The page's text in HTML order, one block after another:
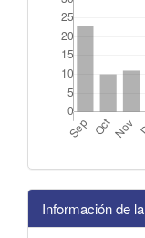
Información de